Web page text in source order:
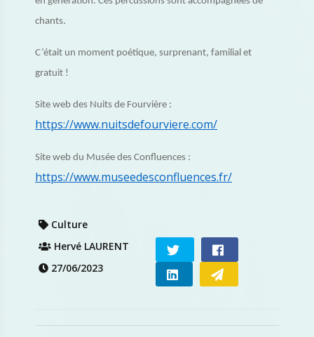
chants.
C’était un moment poétique, surprenant, familial et
gratuit !
Site web des Nuits de Fourvière :
https://www.nuitsdefourviere.com/
Site web du Musée des Confluences :
https://www.museedesconfluences.fr/
Culture
Hervé LAURENT
27/06/2023